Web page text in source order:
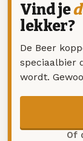
Vind je
lekker?
De Beer
speciaalbier
wordt.
Of